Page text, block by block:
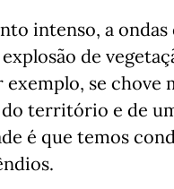
intenso, a
de
se chove
território e de
é que temos